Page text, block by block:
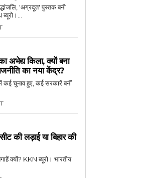
'अग्रदूत' पुस्तक बनी
अभेद्य किला, क्यों बना
का नया केंद्र?
में कई चुनाव हुए, कई सरकारें बनीं
की लड़ाई या बिहार की
क्यों? KKN ब्यूरो। भारतीय